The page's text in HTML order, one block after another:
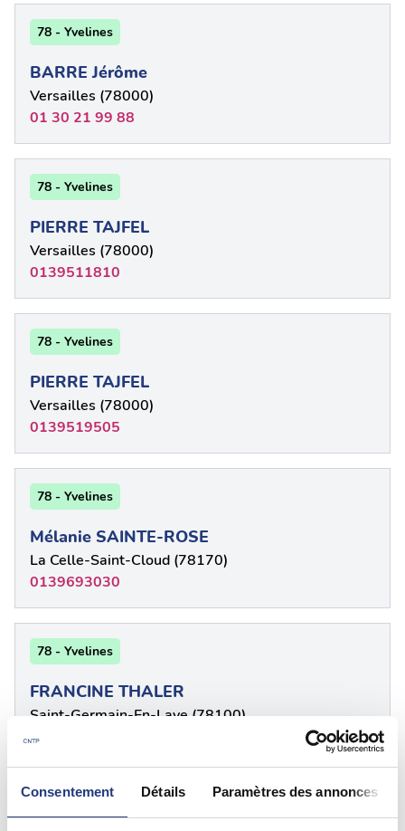
Consentement Détails Paramètres des annonces
78 - Yvelines
BARRE Jérôme
Versailles (78000)
01 30 21 99 88
78 - Yvelines
PIERRE TAJFEL
Versailles (78000)
0139511810
78 - Yvelines
PIERRE TAJFEL
Versailles (78000)
0139519505
78 - Yvelines
Mélanie SAINTE-ROSE
La Celle-Saint-Cloud (78170)
0139693030
78 - Yvelines
FRANCINE THALER
Saint-Germain-En-Laye (78100)
0139210621